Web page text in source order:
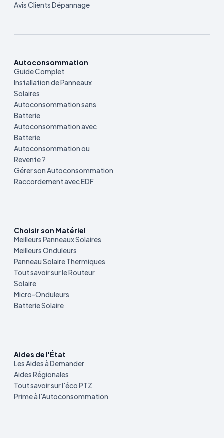
Avis Clients Dépannage
Autoconsommation
Guide Complet
Installation de Panneaux
Solaires
Autoconsommation sans
Batterie
Autoconsommation avec
Batterie
Autoconsommation ou
Revente ?
Gérer son Autoconsommation
Raccordement avec EDF
Choisir son Matériel
Meilleurs Panneaux Solaires
Meilleurs Onduleurs
Panneau Solaire Thermiques
Tout savoir sur le Routeur
Solaire
Micro-Onduleurs
Batterie Solaire
Aides de l'État
Les Aides à Demander
Aides Régionales
Tout savoir sur l'éco PTZ
Prime à l'Autoconsommation